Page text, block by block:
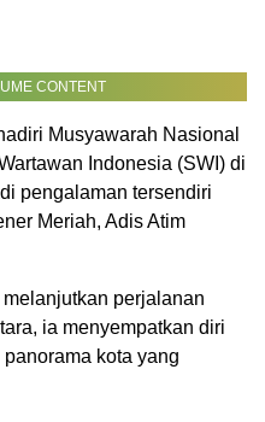
CONTENT
Musyawarah Nasional
Indonesia (SWI) di
pengalaman tersendiri
Meriah, Adis Atim
perjalanan
ia menyempatkan diri
kota yang